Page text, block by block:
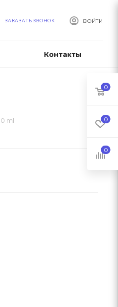
ВОЙТИ
ЗАКАЗАТЬ ЗВОНОК
Контакты
ml
0
0
0